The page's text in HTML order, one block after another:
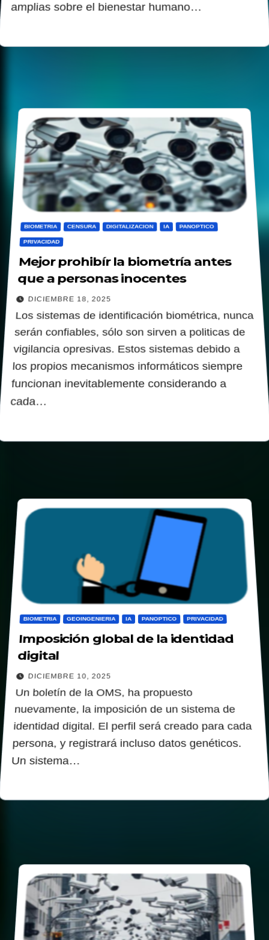
amplias sobre el bienestar humano…
BIOMETRIA CENSURA DIGITALIZACION IA PANOPTICO
PRIVACIDAD
Mejor prohibír la biometría antes
que a personas inocentes
DICIEMBRE 18, 2025
Los sistemas de identificación biométrica, nunca
serán confiables, sólo son sirven a politicas de
vigilancia opresivas. Estos sistemas debido a
los propios mecanismos informáticos siempre
funcionan inevitablemente considerando a
cada…
BIOMETRIA GEOINGENIERIA IA PANOPTICO PRIVACIDAD
Imposición global de la identidad
digital
DICIEMBRE 10, 2025
Un boletín de la OMS, ha propuesto
nuevamente, la imposición de un sistema de
identidad digital. El perfil será creado para cada
persona, y registrará incluso datos genéticos.
Un sistema…